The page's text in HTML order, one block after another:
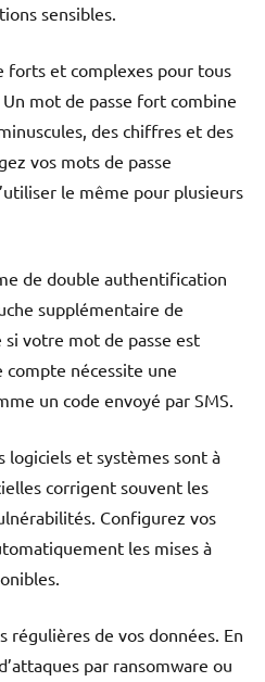
sensibles.
forts et complexes pour tous
mot de passe fort combine
des chiffres et des
vos mots de passe
le même pour plusieurs
de double authentification
supplémentaire de
votre mot de passe est
compte nécessite une
un code envoyé par SMS.
logiciels et systèmes sont à
corrigent souvent les
Configurez vos
les mises à
régulières de vos données. En
par ransomware ou